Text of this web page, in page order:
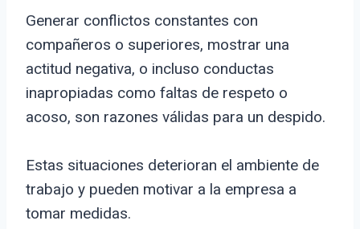
Generar conflictos constantes con
compañeros o superiores, mostrar una
actitud negativa, o incluso conductas
inapropiadas como faltas de respeto o
acoso, son razones válidas para un despido.
Estas situaciones deterioran el ambiente de
trabajo y pueden motivar a la empresa a
tomar medidas.